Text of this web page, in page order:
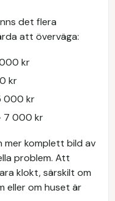
det flera
att överväga:
kr
kr
000 kr
7 000 kr
mer komplett bild av
problem. Att
klokt, särskilt om
eller om huset är